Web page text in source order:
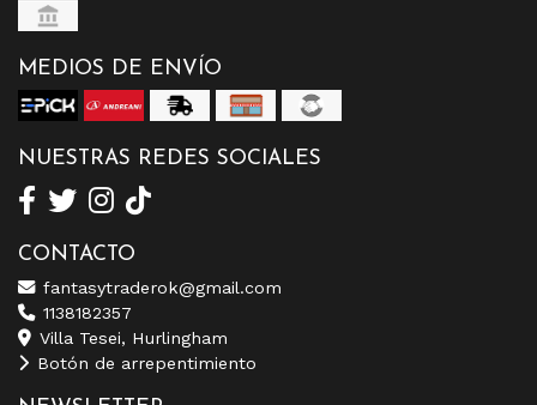
MEDIOS DE ENVÍO
NUESTRAS REDES SOCIALES
CONTACTO
fantasytraderok@gmail.com
1138182357
Villa Tesei, Hurlingham
Botón de arrepentimiento